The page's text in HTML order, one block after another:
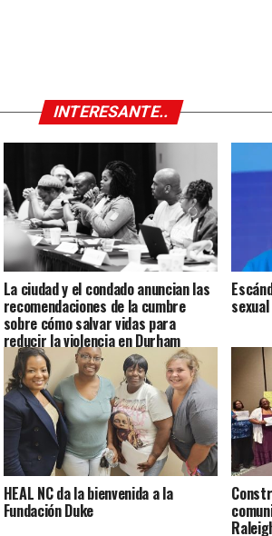
INTERESANTE..
La ciudad y el condado anuncian las
recomendaciones de la cumbre
sobre cómo salvar vidas para
reducir la violencia en Durham
HEAL NC da la bienvenida a la
Fundación Duke